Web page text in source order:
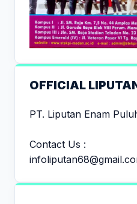
OFFICIAL
PT. Liputan Enam
Contact Us :